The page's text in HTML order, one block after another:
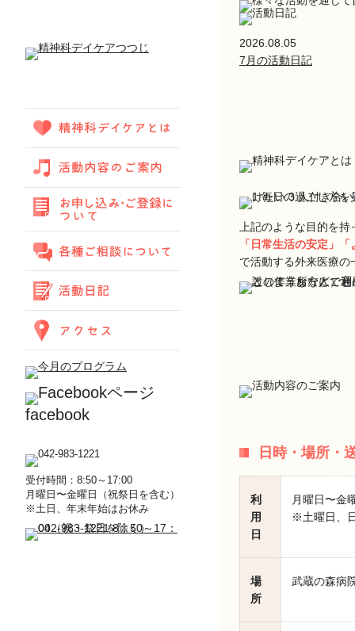
facebook
受付時間：8:50～17:00
月曜日〜金曜日（祝祭日を含む）
※土日、年末年始はお休み
2026.08.05
7月の活動日記
上記のような目的を持
「日常生活の安定」
で活動する外来医療の
日時・場所・
利
用
日
月曜日〜金
※土曜日、
場
所
武蔵の森病